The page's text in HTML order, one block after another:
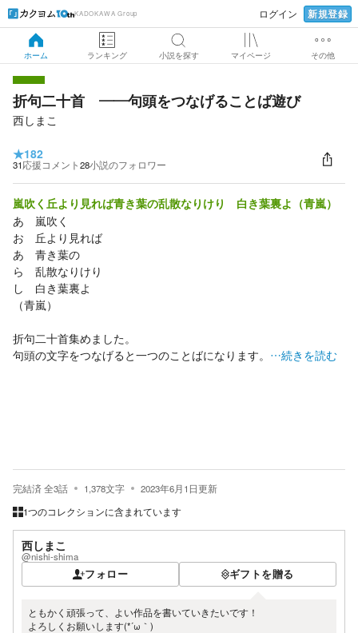
KADOKAWA Group ログイン 新規登録
ホーム ランキング 小説を探す マイページ その他
折句二十首 ――句頭をつなげることば遊び
西しまこ
★182
31応援コメント28小説のフォロワー
嵐吹く丘より見れば青き葉の乱散なりけり 白き葉裏よ（青嵐）
あ 嵐吹く
お 丘より見れば
あ 青き葉の
ら 乱散なりけり
し 白き葉裏よ
（青嵐）
折句二十首集めました。
句頭の文字をつなげると一つのことばになります。 …続きを読む
完結済全3話 1,378文字 2023年6月1日更新
1つのコレクションに含まれています
西しまこ
@nishi-shima
フォロー ギフトを贈る
ともかく頑張って、よい作品を書いていきたいです！
よろしくお願いします(*´ω｀)